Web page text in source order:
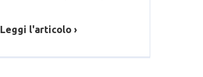
Leggi l'articolo ›